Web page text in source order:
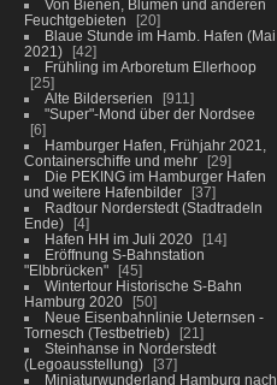
Von Bienen, Blumen und anderen
Feuchtgebieten
20
Blaue Stunde im Hamb. Hafen (Mai
2021)
42
Frühling im Arboretum Ellerhoop
25
Alte Bilderserien
911
"Super"-Mond über der Nordsee
6
Hamburger Hafen, Frühjahr 2021,
Containerschiffe und mehr
29
Die PEKING im Hamburger Hafen
und weitere Hafenbilder
37
Radtour Norderstedt (Stadtradeln
Ende)
4
Hafen HH im Juli 2020
14
Eröffnung S-Bahnstation
"Elbbrücken"
45
Wintertour Historische S-Bahn
Hamburg 2020
50
Neue Eisenbahnlinie Ueternsen -
Tornesch (Testbetrieb)
21
Steinhanse in Norderstedt
(Legoausstellung)
37
Miniaturwunderland Hamburg nach